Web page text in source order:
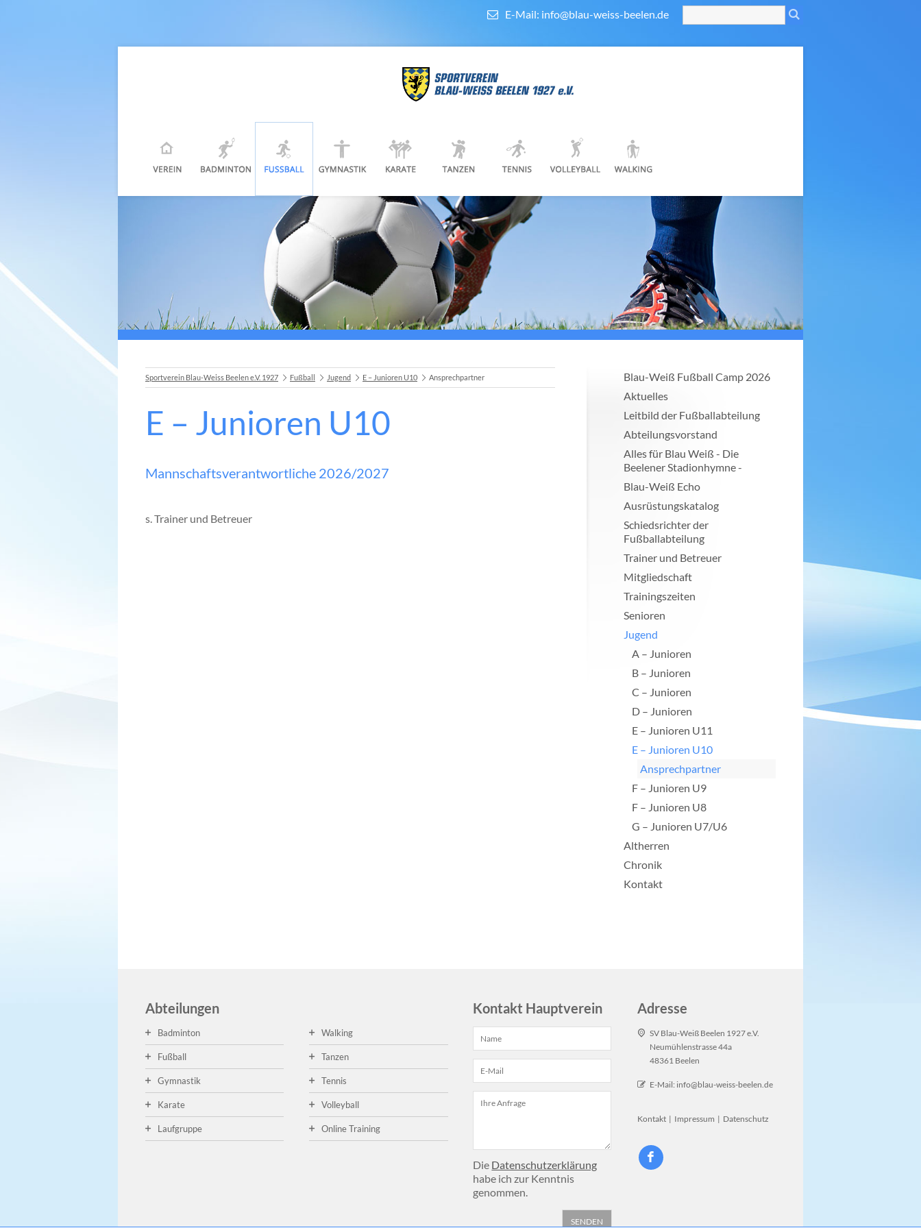
E-Mail: info@blau-weiss-beelen.de
Sportverein Blau-Weiss Beelen e.V. 1927 Fußball Jugend E – Junioren U10 Ansprechpartner
E – Junioren U10
Mannschaftsverantwortliche 2026/2027
s. Trainer und Betreuer
Blau-Weiß Fußball Camp 2026
Aktuelles
Leitbild der Fußballabteilung
Abteilungsvorstand
Alles für Blau Weiß - Die
Beelener Stadionhymne -
Blau-Weiß Echo
Ausrüstungskatalog
Schiedsrichter der
Fußballabteilung
Trainer und Betreuer
Mitgliedschaft
Trainingszeiten
Senioren
Jugend
A – Junioren
B – Junioren
C – Junioren
D – Junioren
E – Junioren U11
E – Junioren U10
Ansprechpartner
F – Junioren U9
F – Junioren U8
G – Junioren U7/U6
Altherren
Chronik
Kontakt
Abteilungen
Badminton
Fußball
Gymnastik
Karate
Laufgruppe
Walking
Tanzen
Tennis
Volleyball
Online Training
Kontakt Hauptverein
Die Datenschutzerklärung
habe ich zur Kenntnis
genommen.
Adresse
SV Blau-Weiß Beelen 1927 e.V.
Neumühlenstrasse 44a
48361 Beelen
E-Mail: info@blau-weiss-beelen.de
Kontakt| Impressum | Datenschutz